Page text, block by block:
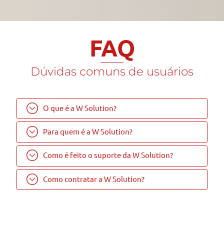
FAQ
Dúvidas comuns de usuários
O que é a W Solution?
Para quem é a W Solution?
Como é feito o suporte da W Solution?
Como contratar a W Solution?